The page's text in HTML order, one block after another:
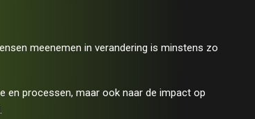
meenemen in verandering is minstens zo
en processen, maar ook naar de impact op